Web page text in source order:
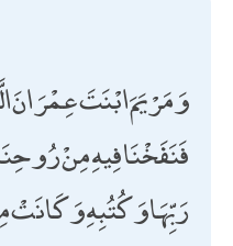
وَمَرْيَمَ ابْنَتَ
فَنَفَخْنَا فِيهِ مِنْ
رَبِّهَا وَكُتُبِهِ وَكَانَتْ